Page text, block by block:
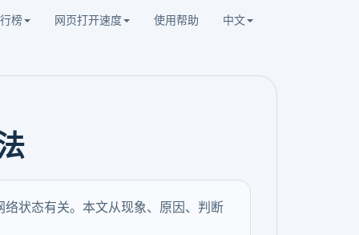
榜 网页打开速度 使用帮助 中文
状态有关。本文从现象、原因、判断